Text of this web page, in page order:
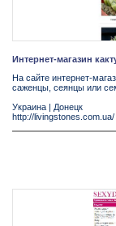
Интернет-магазин
На сайте интернет-
саженцы, сеянцы или
Украина
Донецк
http://livingstones.com.ua/